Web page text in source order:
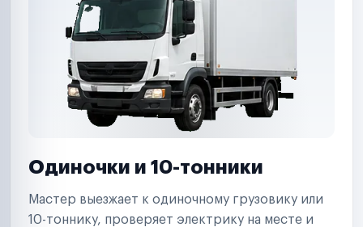
Одиночки и 10-тонники
Мастер выезжает к одиночному грузовику или
10-тоннику, проверяет электрику на месте и